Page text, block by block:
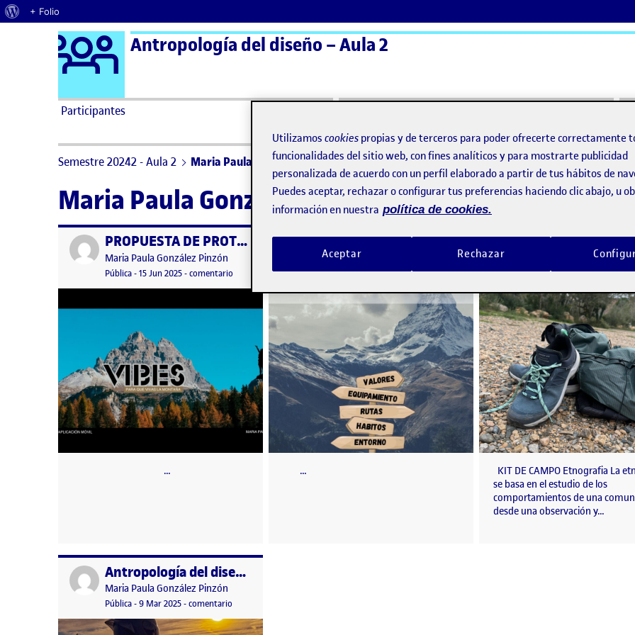
Acerca de WordPress
+ Folio
Saltar al contenido Logo Ágora
Antropología del diseño – Aula 2
Participantes
Semestre 20242 - Aula 2 Maria Paula González Pinzón
Maria Paula González Pinzón
Publicado por PROPUESTA DE PROTOTIPO
Publicado por
Maria Paula González Pinzón
Visibilidad:
Pública-Fecha de publicación
15 Jun 202517 junio, 2025 1:47 am
-comentario en PROPUESTA DE PROTOTIPO
…
Publicado por RETO 3 – Etnografía para el Diseño
Publicado por
Maria Paula González Pinzón
Visibilidad:
Pública-Fecha de publicación
18 May 202518 mayo, 2025 11:25 pm
-comentarioen RETO 3 – Etnografía para el Diseño
…
Publicado por
Maria Paula González
Visibilidad:
Pública-Fecha de
6 Abr 2025-
KIT DE CAMPO Etnografia La
se basa en el estudio de los
comportamientos de una
desde una observación y…
Publicado por Antropología del diseño: Casco de motocicleta
Publicado por
Maria Paula González Pinzón
Visibilidad:
Pública-Fecha de publicación
9 Mar 202512 marzo, 2025 12:00 am
-comentario
Utilizamos cookies propias y de terceros para poder ofrecerte correctamente
funcionalidades del sitio web, con fines analíticos y para mostrarte publicidad
personalizada de acuerdo con un perfil elaborado a partir de tus hábitos de
Puedes aceptar, rechazar o configurar tus preferencias haciendo clic abajo, u
información en nuestra política de cookies.
Rechazar
Aceptar